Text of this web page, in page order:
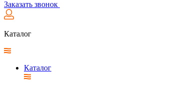
Заказать звонок
Каталог
Каталог